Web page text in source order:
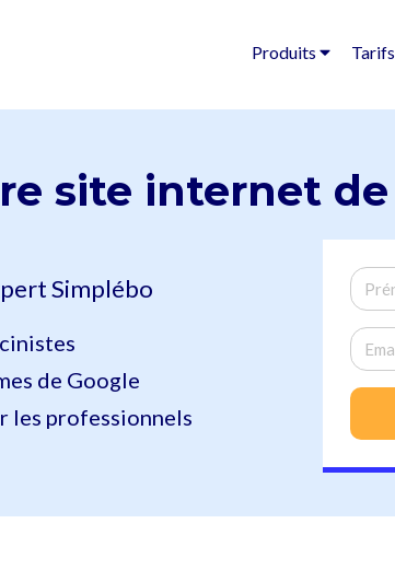
Produits Tarifs
site internet de
Simplébo
de Google
les professionnels